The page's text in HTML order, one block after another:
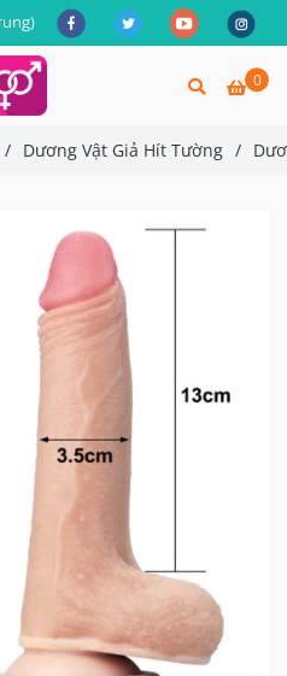
0
/ Dương Vật Giả Hít Tường /